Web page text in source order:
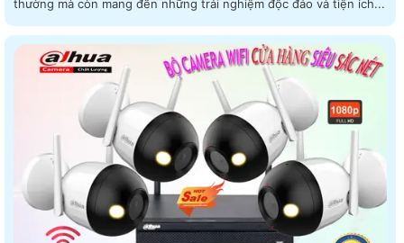
thường mà còn mang đến những trải nghiệm độc đáo và tiện ích...